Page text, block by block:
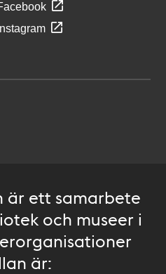
är ett samarbete
och museer i
är: